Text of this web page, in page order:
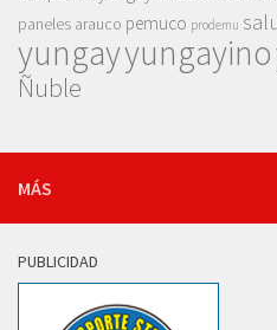
paneles arauco pemuco prodemu
yungayyungayino
Ñuble
MÁS
PUBLICIDAD